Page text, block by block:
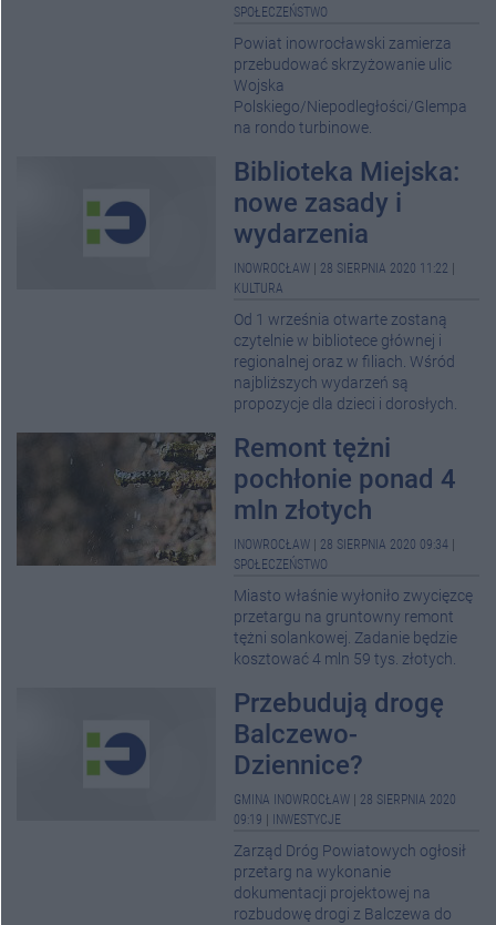
SPOŁECZEŃSTWO
Powiat inowrocławski zamierza
przebudować skrzyżowanie ulic
Wojska
Polskiego/Niepodległości/Glempa
na rondo turbinowe.
Biblioteka Miejska:
nowe zasady i
wydarzenia
INOWROCŁAW 28 SIERPNIA 2020 11:22
KULTURA
Od 1 września otwarte zostaną
czytelnie w bibliotece głównej i
regionalnej oraz w filiach. Wśród
najbliższych wydarzeń są
propozycje dla dzieci i dorosłych.
Remont tężni
pochłonie ponad 4
mln złotych
INOWROCŁAW 28 SIERPNIA 2020 09:34
SPOŁECZEŃSTWO
Miasto właśnie wyłoniło zwycięzcę
przetargu na gruntowny remont
tężni solankowej. Zadanie będzie
kosztować 4 mln 59 tys. złotych.
Przebudują drogę
Balczewo-
Dziennice?
GMINA INOWROCŁAW
28 SIERPNIA 2020
09:19
INWESTYCJE
Zarząd Dróg Powiatowych ogłosił
przetarg na wykonanie
dokumentacji projektowej na
rozbudowę drogi z Balczewa do